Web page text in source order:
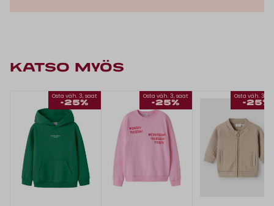
KATSO MYÖS
Osta väh. 3, saat
-25%
Osta väh. 3, saat
-25%
Osta väh. 3,
-25%